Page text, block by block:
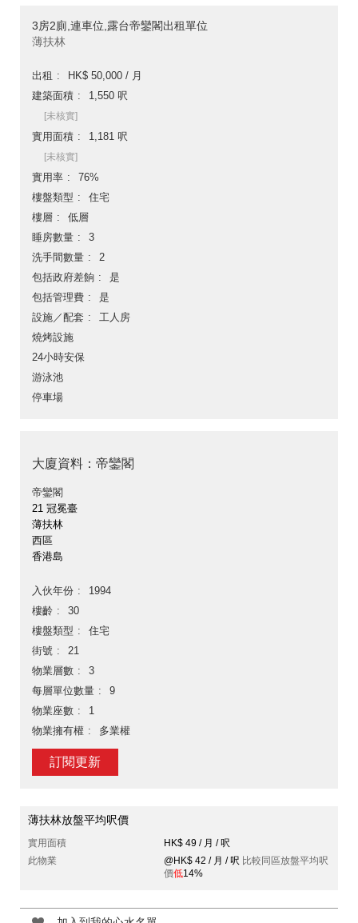
3房2廁,連車位,露台帝鑾閣出租單位
薄扶林
出租
HK$ 50,000 / 月
建築面積
1,550 呎
[未核實]
實用面積 1,181 呎
[未核實]
實用率
76%
樓盤類型
住宅
樓層
低層
睡房數量
3
洗手間數量
2
包括政府差餉
是
包括管理費
是
設施／配套
工人房
燒烤設施
24小時安保
游泳池
停車場
大廈資料：帝鑾閣
帝鑾閣
21 冠冕臺
薄扶林
西區
香港島
入伙年份
1994
樓齡
30
樓盤類型
住宅
街號
21
物業層數
3
每層單位數量
9
物業座數
1
物業擁有權
多業權
訂閱更新
薄扶林放盤平均呎價
實用面積
HK$ 49 / 月 / 呎
此物業
@HK$ 42 / 月 / 呎 比較同區放盤平均呎
價低14%